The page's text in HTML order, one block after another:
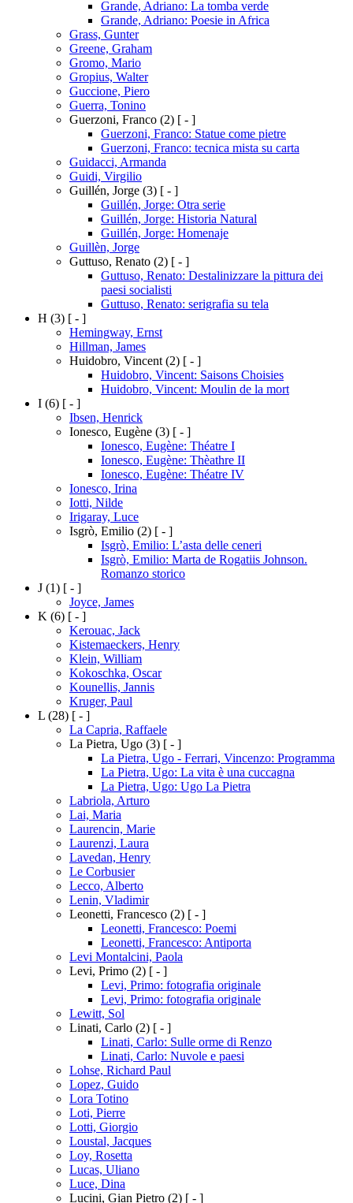
Grande, Adriano: La tomba verde
Grande, Adriano: Poesie in Africa
Grass, Gunter
Greene, Graham
Gromo, Mario
Gropius, Walter
Guccione, Piero
Guerra, Tonino
Guerzoni, Franco (2) [ - ]
Guerzoni, Franco: Statue come pietre
Guerzoni, Franco: tecnica mista su carta
Guidacci, Armanda
Guidi, Virgilio
Guillén, Jorge (3) [ - ]
Guillén, Jorge: Otra serie
Guillén, Jorge: Historia Natural
Guillén, Jorge: Homenaje
Guillèn, Jorge
Guttuso, Renato (2) [ - ]
Guttuso, Renato: Destalinizzare la pittura dei
paesi socialisti
Guttuso, Renato: serigrafia su tela
H (3) [ - ]
Hemingway, Ernst
Hillman, James
Huidobro, Vincent (2) [ - ]
Huidobro, Vincent: Saisons Choisies
Huidobro, Vincent: Moulin de la mort
I (6) [ - ]
Ibsen, Henrick
Ionesco, Eugène (3) [ - ]
Ionesco, Eugène: Théatre I
Ionesco, Eugène: Thèathre II
Ionesco, Eugène: Théatre IV
Ionesco, Irina
Iotti, Nilde
Irigaray, Luce
Isgrò, Emilio (2) [ - ]
Isgrò, Emilio: L’asta delle ceneri
Isgrò, Emilio: Marta de Rogatiis Johnson.
Romanzo storico
J (1) [ - ]
Joyce, James
K (6) [ - ]
Kerouac, Jack
Kistemaeckers, Henry
Klein, William
Kokoschka, Oscar
Kounellis, Jannis
Kruger, Paul
L (28) [ - ]
La Capria, Raffaele
La Pietra, Ugo (3) [ - ]
La Pietra, Ugo - Ferrari, Vincenzo: Programma
La Pietra, Ugo: La vita è una cuccagna
La Pietra, Ugo: Ugo La Pietra
Labriola, Arturo
Lai, Maria
Laurencin, Marie
Laurenzi, Laura
Lavedan, Henry
Le Corbusier
Lecco, Alberto
Lenin, Vladimir
Leonetti, Francesco (2) [ - ]
Leonetti, Francesco: Poemi
Leonetti, Francesco: Antiporta
Levi Montalcini, Paola
Levi, Primo (2) [ - ]
Levi, Primo: fotografia originale
Levi, Primo: fotografia originale
Lewitt, Sol
Linati, Carlo (2) [ - ]
Linati, Carlo: Sulle orme di Renzo
Linati, Carlo: Nuvole e paesi
Lohse, Richard Paul
Lopez, Guido
Lora Totino
Loti, Pierre
Lotti, Giorgio
Loustal, Jacques
Loy, Rosetta
Lucas, Uliano
Luce, Dina
Lucini, Gian Pietro (2) [ - ]